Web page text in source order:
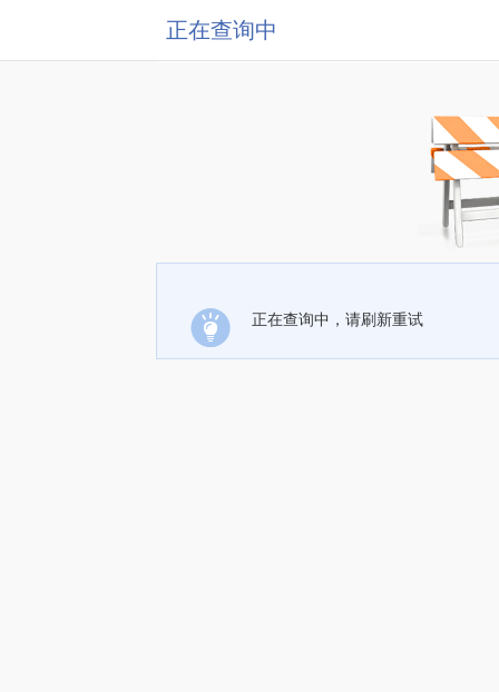
正在查询中
正在查询中，请刷新重试